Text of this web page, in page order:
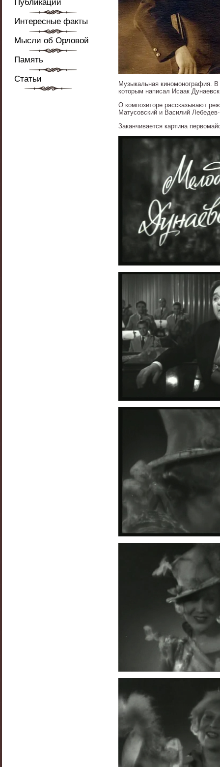
Публикации
Интересные факты
Мысли об Орловой
Память
Статьи
Музыкальная киномонография.
которым написал Исаак
О композиторе рассказывают
Матусовский и Василий
Заканчивается картина